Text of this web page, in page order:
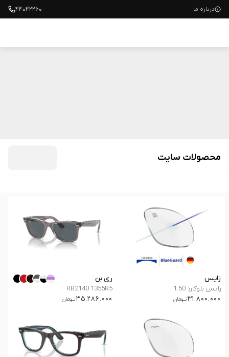
درباره ما ۴۴۰۴۲۲۶۰
محصولات سایت
زایس
زایس بلوگارد 1.50
31.800.000تــومان
ری بن
RB2140 1355R5
35.286.000تــومان